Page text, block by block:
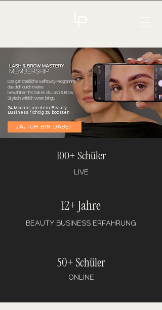
Das ganzheitliche Selfstudy-Programm,
das dich durch meine
bewährten
Techniken als Lash & Brow
Stylistin wirklich voran bringt.
24 Module, um dein Beauty-
Business richtig zu boosten
JA, ICH BIN DABEI
100+ Schüler
LIVE
12+ Jahre
BEAUTY BUSINESS ERFAHRUNG
50+ Schüler
ONLINE